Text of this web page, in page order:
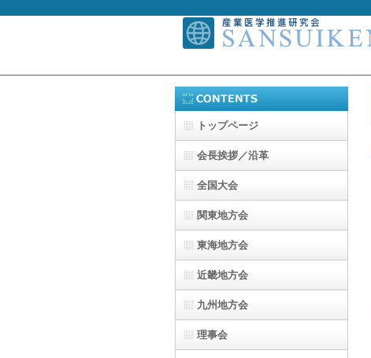
トップページ
会長挨拶／沿革
全国大会
関東地方会
東海地方会
近畿地方会
九州地方会
理事会